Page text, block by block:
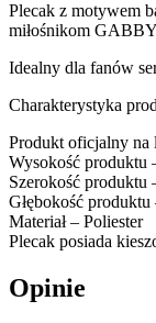
Plecak z motywem
miłośnikom
Idealny dla fanów
Charakterystyka
Produkt oficjalny
Wysokość produktu
Szerokość produktu
Głębokość produktu
Materiał – Poliester
Plecak posiada
Opinie